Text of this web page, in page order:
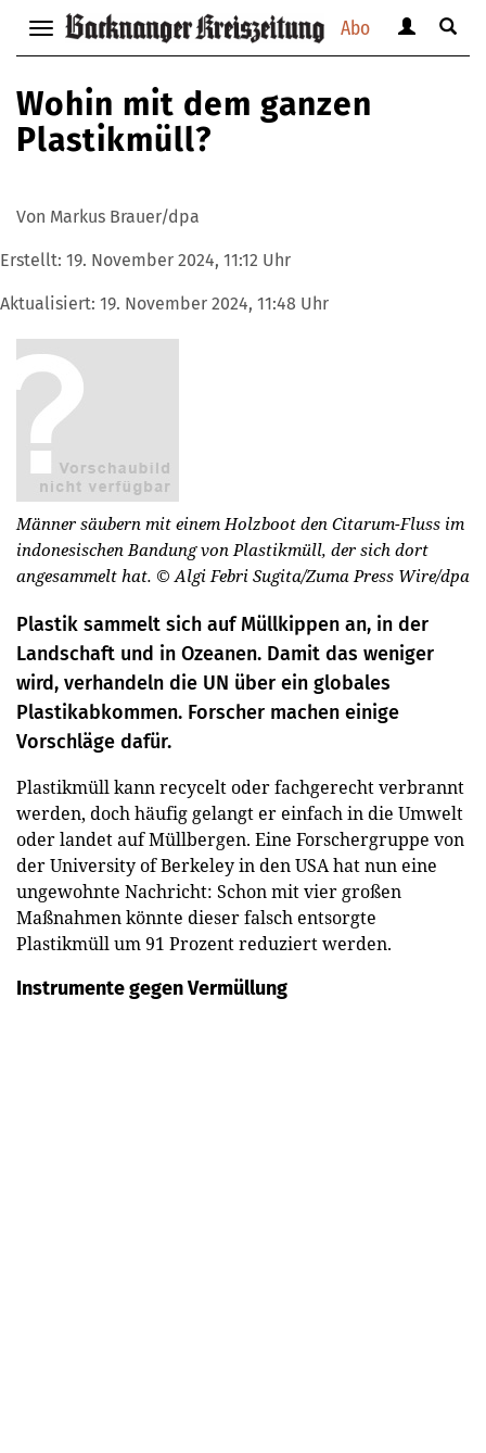
Abo
Navigation
anzeigen
verbergen
anzeigen
Suche
Wohin mit dem ganzen
Plastikmüll?
Von Markus Brauer/dpa
Erstellt: 19. November 2024, 11:12 Uhr
Aktualisiert: 19. November 2024, 11:48 Uhr
Männer säubern mit einem Holzboot den Citarum-Fluss im
indonesischen Bandung von Plastikmüll, der sich dort
angesammelt hat. © Algi Febri Sugita/Zuma Press Wire/dpa
Plastik sammelt sich auf Müllkippen an, in der
Landschaft und in Ozeanen. Damit das weniger
wird, verhandeln die UN über ein globales
Plastikabkommen. Forscher machen einige
Vorschläge dafür.
Plastikmüll kann recycelt oder fachgerecht verbrannt
werden, doch häufig gelangt er einfach in die Umwelt
oder landet auf Müllbergen. Eine Forschergruppe von
der University of Berkeley in den USA hat nun eine
ungewohnte Nachricht: Schon mit vier großen
Maßnahmen könnte dieser falsch entsorgte
Plastikmüll um 91 Prozent reduziert werden.
Instrumente gegen Vermüllung